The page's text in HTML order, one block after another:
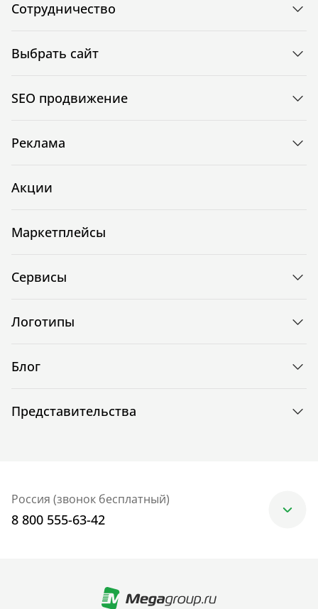
Сотрудничество
Выбрать сайт
SEO продвижение
Реклама
Акции
Маркетплейсы
Сервисы
Логотипы
Блог
Представительства
Россия (звонок бесплатный)
8 800 555-63-42
+7 (499) 705-30-10